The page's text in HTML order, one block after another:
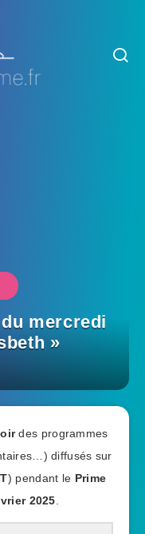
mercredi
»
des programmes
diffusés sur
) pendant le Prime
2025